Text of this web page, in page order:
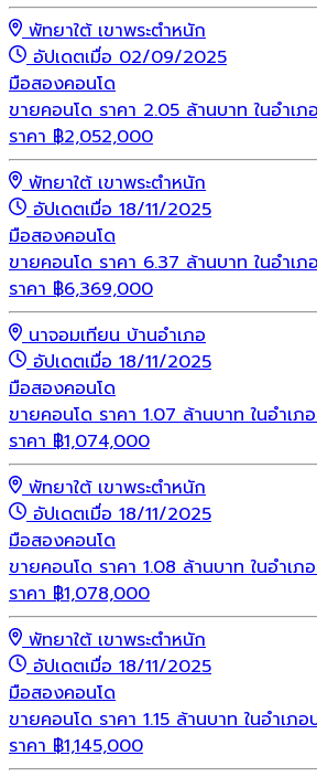
พัทยาใต้ เขาพระตำหนัก
อัปเดตเมื่อ 02/09/2025
มือสองคอนโด
ขายคอนโด ราคา 2.05 ล้านบาท ในอำเภ
ราคา ฿2,052,000
พัทยาใต้ เขาพระตำหนัก
อัปเดตเมื่อ 18/11/2025
มือสองคอนโด
ขายคอนโด ราคา 6.37 ล้านบาท ในอำเภ
ราคา ฿6,369,000
นาจอมเทียน บ้านอำเภอ
อัปเดตเมื่อ 18/11/2025
มือสองคอนโด
ขายคอนโด ราคา 1.07 ล้านบาท ในอำเภ
ราคา ฿1,074,000
พัทยาใต้ เขาพระตำหนัก
อัปเดตเมื่อ 18/11/2025
มือสองคอนโด
ขายคอนโด ราคา 1.08 ล้านบาท ในอำเภ
ราคา ฿1,078,000
พัทยาใต้ เขาพระตำหนัก
อัปเดตเมื่อ 18/11/2025
มือสองคอนโด
ขายคอนโด ราคา 1.15 ล้านบาท ในอำเภอ
ราคา ฿1,145,000